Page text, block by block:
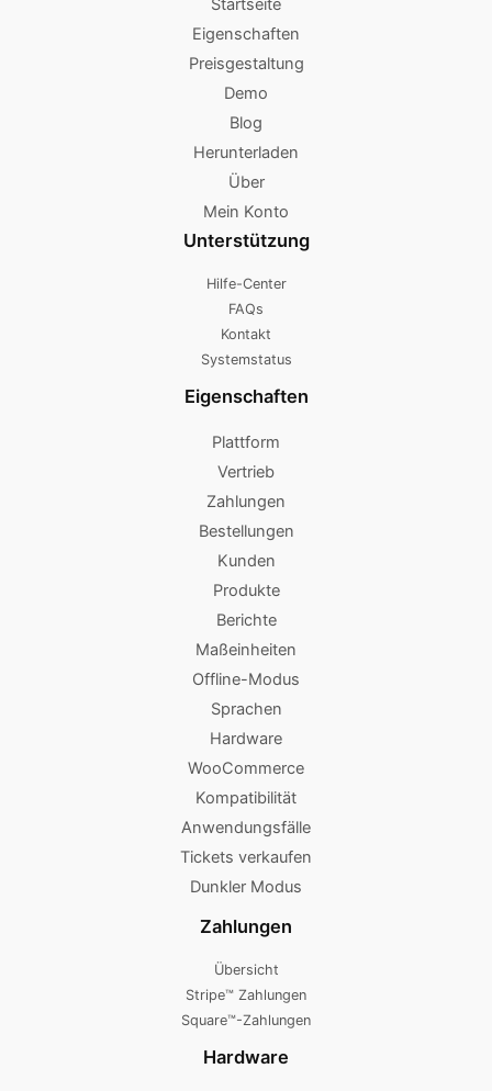
Startseite
Eigenschaften
Preisgestaltung
Demo
Blog
Herunterladen
Über
Mein Konto
Unterstützung
Hilfe-Center
FAQs
Kontakt
Systemstatus
Eigenschaften
Plattform
Vertrieb
Zahlungen
Bestellungen
Kunden
Produkte
Berichte
Maßeinheiten
Offline-Modus
Sprachen
Hardware
WooCommerce
Kompatibilität
Anwendungsfälle
Tickets verkaufen
Dunkler Modus
Zahlungen
Übersicht
Stripe™ Zahlungen
Square™-Zahlungen
Hardware